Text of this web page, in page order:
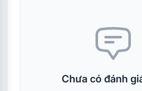
Chưa có đánh